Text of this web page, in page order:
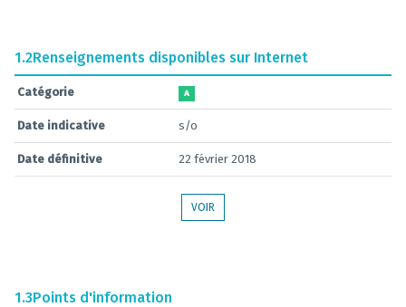
1.2Renseignements disponibles sur Internet
Catégorie A
Date indicative s/o
Date définitive 22 février 2018
VOIR
1.3Points d'information